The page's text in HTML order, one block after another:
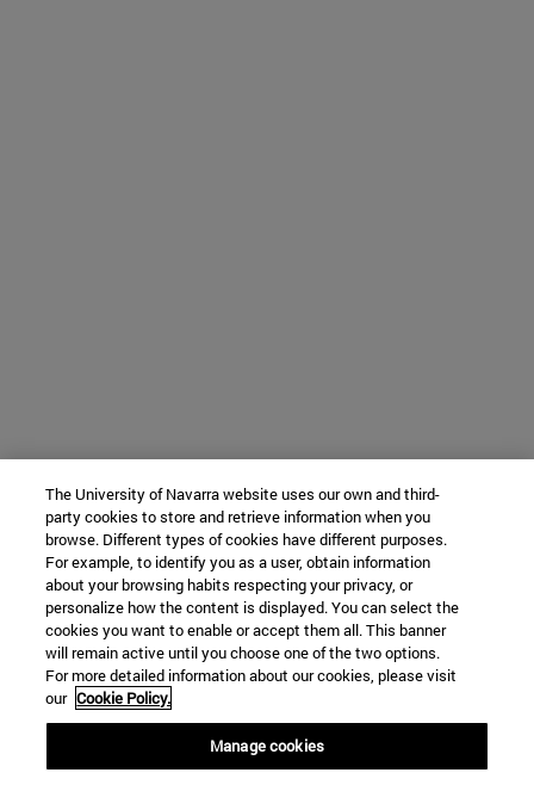
The University of Navarra website uses our own and third-
party cookies to store and retrieve information when you
browse. Different types of cookies have different purposes.
For example, to identify you as a user, obtain information
about your browsing habits respecting your privacy, or
personalize how the content is displayed. You can select the
cookies you want to enable or accept them all. This banner
will remain active until you choose one of the two options.
For more detailed information about our cookies, please visit
our Cookie Policy.
Manage cookies